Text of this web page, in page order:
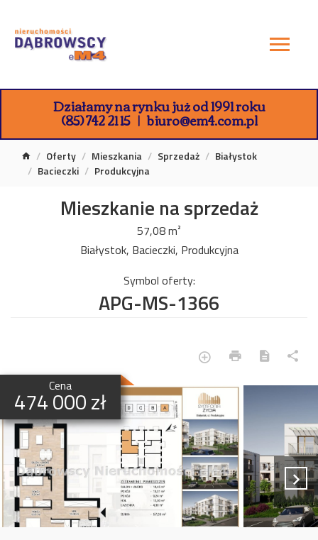
Działamy na rynku już od 1991 roku
(85) 742 21 15 biuro@em4.com.pl
Oferty Mieszkania Sprzedaż
Białystok
Bacieczki
Produkcyjna
Mieszkanie na sprzedaż
57,08 m²
Białystok, Bacieczki, Produkcyjna
Symbol oferty:
APG-MS-1366
Cena
474 000 zł